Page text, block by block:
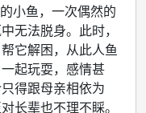
小鱼，一次偶然的
无法脱身。此时，
它解困，从此人鱼
起玩耍，感情甚
得跟母亲相依为
长辈也不理不睬。